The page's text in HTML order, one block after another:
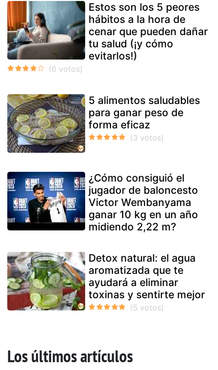
Estos son los 5 peores
hábitos a la hora de
cenar que pueden dañar
tu salud (¡y cómo
evitarlos!)
5 alimentos saludables
para ganar peso de
forma eficaz
¿Cómo consiguió el
jugador de baloncesto
Victor Wembanyama
ganar 10 kg en un año
midiendo 2,22 m?
Detox natural: el agua
aromatizada que te
ayudará a eliminar
toxinas y sentirte mejor
Los últimos artículos